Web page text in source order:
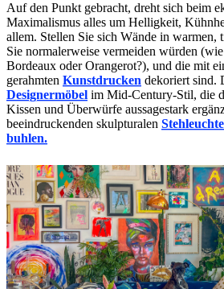
Auf den Punkt gebracht, dreht sich beim
Maximalismus alles um Helligkeit,
allem. Stellen Sie sich Wände in warmen,
Sie normalerweise vermeiden würden
Bordeaux oder Orangerot?), und die mit
gerahmten Kunstdrucken dekoriert sind.
Designermöbel im Mid-Century-Stil, die
Kissen und Überwürfe aussagestark
beeindruckenden skulpturalen
buhlen.